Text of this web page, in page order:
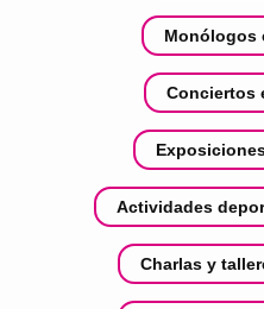
Monólogos
Conciertos
Actividades
Charlas y